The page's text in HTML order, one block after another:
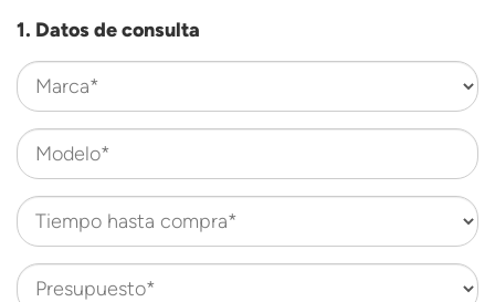
1. Datos de consulta
Marca*
Modelo*
Tiempo hasta compra*
Presupuesto*